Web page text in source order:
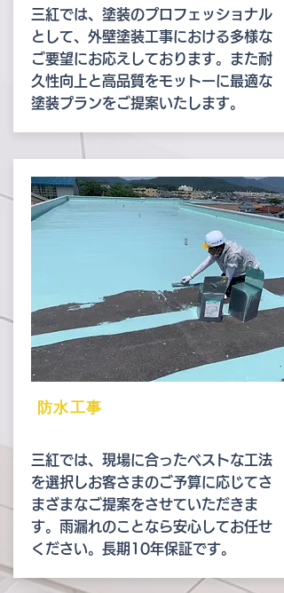
三紅では、塗装のプロフェッショナル
として、外壁塗装工事における多様な
ご要望にお応えしております。また耐
久性向上と高品質をモットーに最適な
塗装プランをご提案いたします。
防水工事
三紅では、現場に合ったベストな工法
を選択しお客さまのご予算に応じてさ
まざまなご提案をさせていただきま
す。雨漏れのことなら安心してお任せ
ください。長期10年保証です。